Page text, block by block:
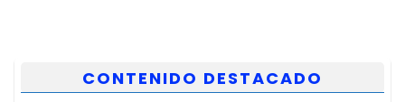
CONTENIDO DESTACADO